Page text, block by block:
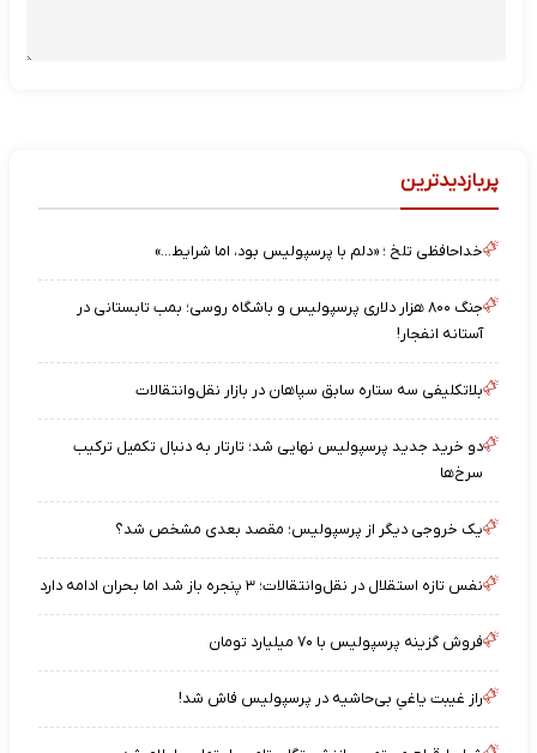
پربازدیدترین
خداحافظی تلخ ؛ «دلم با پرسپولیس بود، اما شرایط…»
جنگ ۸۰۰ هزار دلاری پرسپولیس و باشگاه روسی؛ بمب تابستانی در
آستانه انفجار!
بلاتکلیفی سه ستاره سابق سپاهان در بازار نقل‌وانتقالات
دو خرید جدید پرسپولیس نهایی شد؛ تارتار به دنبال تکمیل ترکیب
سرخ‌ها
یک خروجی دیگر از پرسپولیس؛ مقصد بعدی مشخص شد؟
نفس تازه استقلال در نقل‌وانتقالات؛ ۳ پنجره باز شد اما بحران ادامه دارد
فروش گزینه پرسپولیس با ۷۰ میلیارد تومان
راز غیبت یاغیِ بی‌حاشیه در پرسپولیس فاش شد!